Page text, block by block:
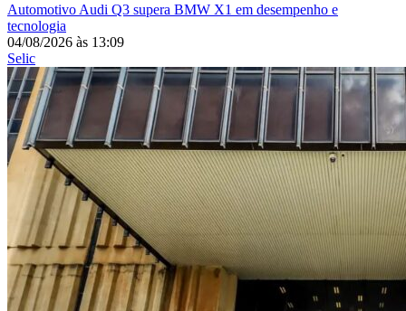
Automotivo Audi Q3 supera BMW X1 em desempenho e
tecnologia
04/08/2026 às 13:09
Selic